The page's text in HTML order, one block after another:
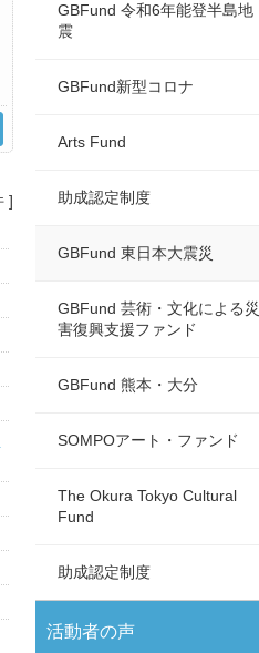
GBFund 令和6年能登半島地
震
GBFund新型コロナ
Arts Fund
助成認定制度
GBFund 東日本大震災
GBFund 芸術・文化による災
害復興支援ファンド
GBFund 熊本・大分
SOMPOアート・ファンド
The Okura Tokyo Cultural
Fund
助成認定制度
活動者の声
]